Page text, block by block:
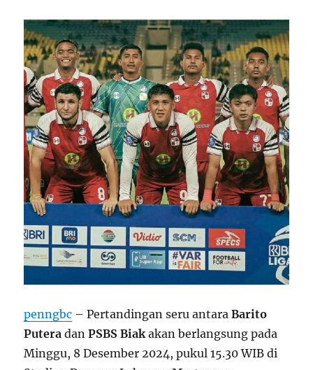
penngbc – Pertandingan seru antaraBarito
Putera danPSBS Biakakan berlangsung pada
Minggu, 8 Desember 2024, pukul 15.30 WIB di